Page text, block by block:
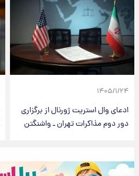
۱۴۰۵/۱/۲۴
ادعای وال استریت ژورنال از برگزاری
دور دوم مذاکرات تهران ـ واشنگتن